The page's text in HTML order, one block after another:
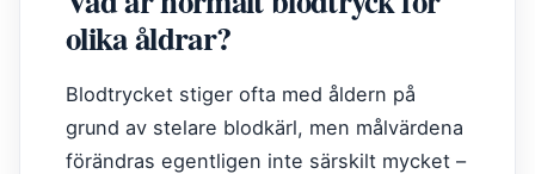
olika åldrar?
Blodtrycket stiger ofta med åldern på
grund av stelare blodkärl, men målvärdena
förändras egentligen inte särskilt mycket –